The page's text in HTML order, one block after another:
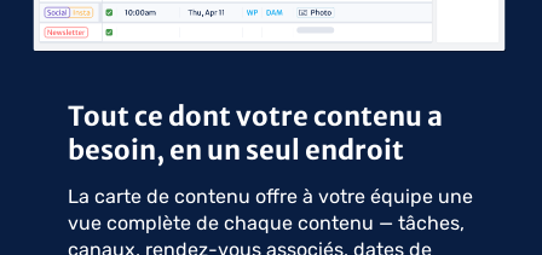
Tout ce dont votre contenu a
besoin, en un seul endroit
La carte de contenu offre à votre équipe une
vue complète de chaque contenu — tâches,
canaux, rendez-vous associés, dates de